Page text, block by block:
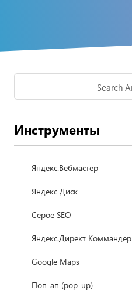
Seo-wiki
Инструменты
Яндекс.Вебмастер
Яндекс Диск
Серое SEO
Яндекс.Директ Коммандер
Google Maps
Поп-ап (pop-up)